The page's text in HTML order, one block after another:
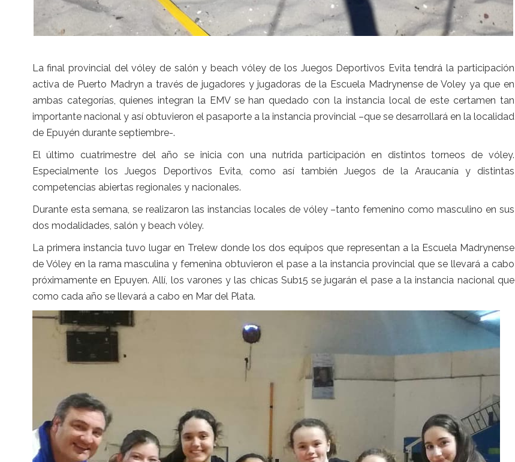
La final provincial del vóley de salón y beach vóley de los Juegos Deportivos Evita tendrá la participación
activa de Puerto Madryn a través de jugadores y jugadoras de la Escuela Madrynense de Voley ya que en
ambas categorías, quienes integran la EMV se han quedado con la instancia local de este certamen tan
importante nacional y así obtuvieron el pasaporte a la instancia provincial –que se desarrollará en la localidad
de Epuyén durante septiembre-.
El último cuatrimestre del año se inicia con una nutrida participación en distintos torneos de vóley.
Especialmente los Juegos Deportivos Evita, como así también Juegos de la Araucanía y distintas
competencias abiertas regionales y nacionales.
Durante esta semana, se realizaron las instancias locales de vóley –tanto femenino como masculino en sus
dos modalidades, salón y beach vóley.
La primera instancia tuvo lugar en Trelew donde los dos equipos que representan a la Escuela Madrynense
de Vóley en la rama masculina y femenina obtuvieron el pase a la instancia provincial que se llevará a cabo
próximamente en Epuyen. Allí, los varones y las chicas Sub15 se jugarán el pase a la instancia nacional que
como cada año se llevará a cabo en Mar del Plata.